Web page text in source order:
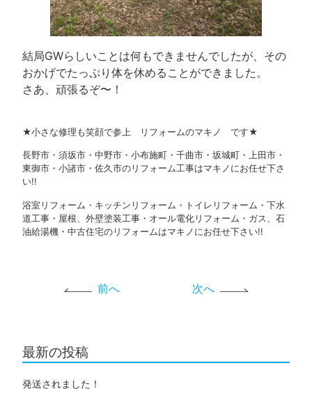
結局GWらしいことは何もできませんでしたが、その
おかげでたっぷり体を休めることができました。
さあ、頑張るぞ〜！
★小さな修理も笑顔で参上 リフォームのマキノ です★
長野市・須坂市・中野市・小布施町・千曲市・坂城町・上田市・
東御市・小諸市・佐久市のリフォーム工事はマキノにお任せ下さ
い!!
浴室リフォーム・キッチンリフォーム・トイレリフォーム・下水
道工事・屋根、外壁塗装工事・オール電化リフォーム・ガス、石
油給湯機・中古住宅のリフォームはマキノにお任せ下さい!!
前へ 次へ
最新の投稿
発送されました！